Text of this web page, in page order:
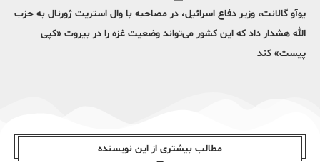
یوآو گالانت، وزیر دفاع اسرائیل، در مصاحبه با وال استریت ژورنال به حزب
الله هشدار داد که این کشور می‌تواند وضعیت غزه را در بیروت «کپی
پیست» کند
مطالب بیشتری از این نویسندە